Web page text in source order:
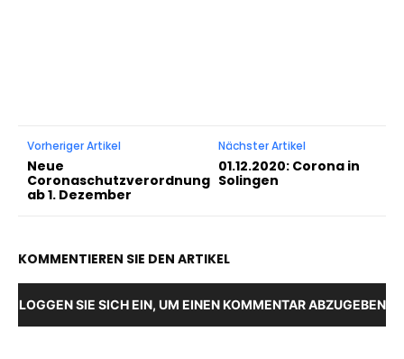
Vorheriger Artikel
Neue
Coronaschutzverordnung
ab 1. Dezember
Nächster Artikel
01.12.2020: Corona in
Solingen
KOMMENTIEREN SIE DEN ARTIKEL
LOGGEN SIE SICH EIN, UM EINEN KOMMENTAR ABZUGEBEN